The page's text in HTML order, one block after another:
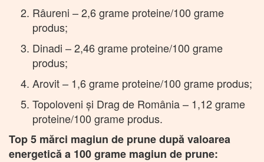
Râureni – 2,6 grame proteine/100 grame
produs;
Dinadi – 2,46 grame proteine/100 grame
produs;
Arovit – 1,6 grame proteine/100 grame produs;
Topoloveni și Drag de România – 1,12 grame
proteine/100 grame produs.
Top 5 mărci magiun de prune după valoarea
energetică a 100 grame magiun de prune: